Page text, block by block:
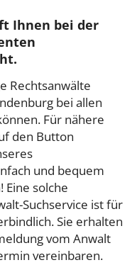
Ihnen bei der
Rechtsanwälte
bei allen
Für nähere
den Button
und bequem
solche
Suchservice ist für
Sie erhalten
vom Anwalt
vereinbaren.